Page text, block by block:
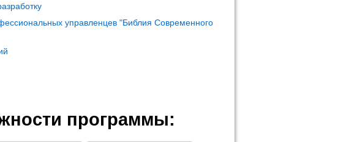
управленцев "Библия Современного
программы: